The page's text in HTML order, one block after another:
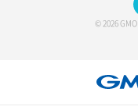
© 2026